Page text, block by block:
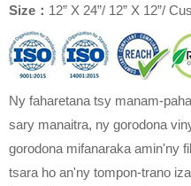
Size ： 12” X 24”/ 12” X 12”/
Ny faharetana tsy manam-
sary manaitra, ny gorodona
gorodona mifanaraka amin'ny
tsara ho an'ny tompon-trano